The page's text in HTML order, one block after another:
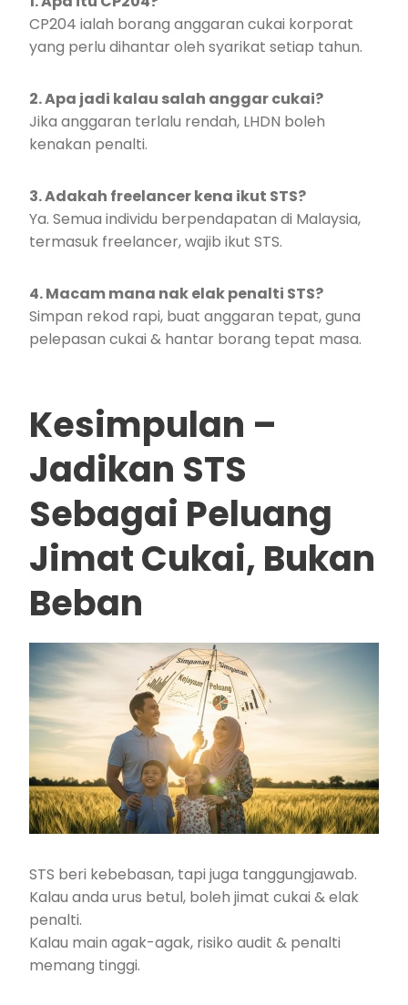
CP204 ialah borang anggaran cukai korporat
yang perlu dihantar oleh syarikat setiap tahun.
2. Apa jadi kalau salah anggar cukai?
Jika anggaran terlalu rendah, LHDN boleh
kenakan penalti.
3. Adakah freelancer kena ikut STS?
Ya. Semua individu berpendapatan di Malaysia,
termasuk freelancer, wajib ikut STS.
4. Macam mana nak elak penalti STS?
Simpan rekod rapi, buat anggaran tepat, guna
pelepasan cukai & hantar borang tepat masa.
Kesimpulan –
Jadikan STS
Sebagai Peluang
Jimat Cukai, Bukan
Beban
STS beri kebebasan, tapi juga tanggungjawab.
Kalau anda urus betul, boleh jimat cukai & elak
penalti.
Kalau main agak-agak, risiko audit & penalti
memang tinggi.